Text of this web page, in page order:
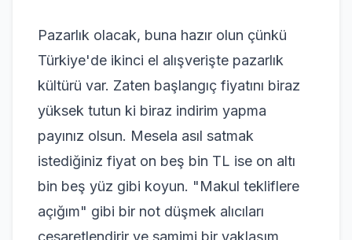
Pazarlık olacak, buna hazır olun çünkü
Türkiye'de ikinci el alışverişte pazarlık
kültürü var. Zaten başlangıç fiyatını biraz
yüksek tutun ki biraz indirim yapma
payınız olsun. Mesela asıl satmak
istediğiniz fiyat on beş bin TL ise on altı
bin beş yüz gibi koyun. "Makul tekliflere
açığım" gibi bir not düşmek alıcıları
cesaretlendirir ve samimi bir yaklaşım